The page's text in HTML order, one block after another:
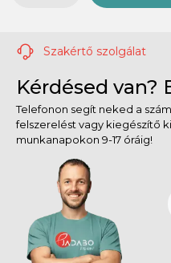
Szakértő szolgálat
Kérdésed van?
Telefonon segít neked a
felszerelést vagy kiegészítő
munkanapokon 9-17 óráig!